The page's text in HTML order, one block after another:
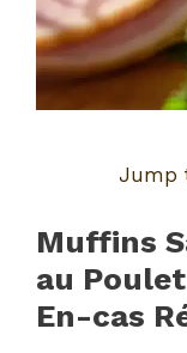
Jump
Muffins
au
En-cas